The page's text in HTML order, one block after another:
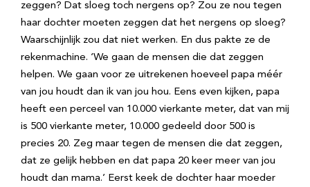
zeggen? Dat sloeg toch nergens op? Zou ze nou tegen
haar dochter moeten zeggen dat het nergens op sloeg?
Waarschijnlijk zou dat niet werken. En dus pakte ze de
rekenmachine. ‘We gaan de mensen die dat zeggen
helpen. We gaan voor ze uitrekenen hoeveel papa méér
van jou houdt dan ik van jou hou. Eens even kijken, papa
heeft een perceel van 10.000 vierkante meter, dat van mij
is 500 vierkante meter, 10.000 gedeeld door 500 is
precies 20. Zeg maar tegen de mensen die dat zeggen,
dat ze gelijk hebben en dat papa 20 keer meer van jou
houdt dan mama.’ Eerst keek de dochter haar moeder